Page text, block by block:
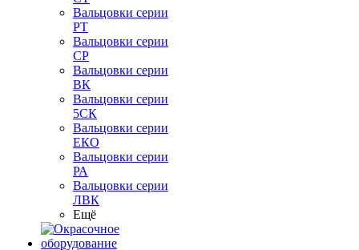
Вальцовки серии
РТ
Вальцовки серии
СР
Вальцовки серии
ВК
Вальцовки серии
5СК
Вальцовки серии
ЕКО
Вальцовки серии
РА
Вальцовки серии
ЛВК
Ещё